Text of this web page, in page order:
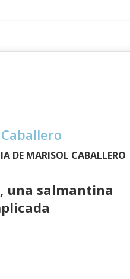
DE MARISOL CABALLERO
una salmantina